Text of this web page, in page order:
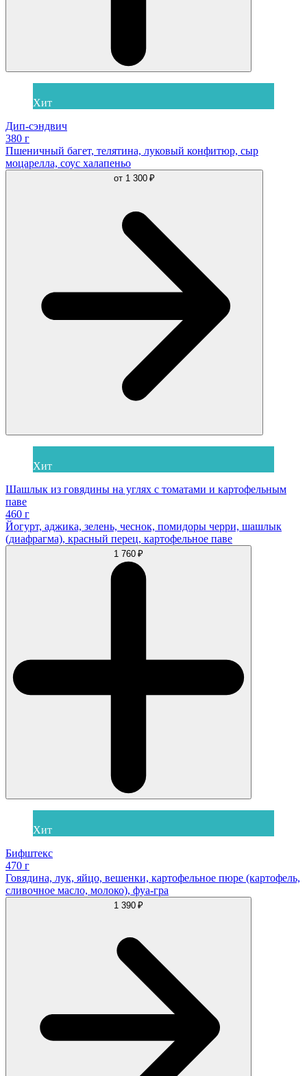
Хит
Дип-сэндвич
380 г
Пшеничный багет, телятина, луковый конфитюр, сыр
моцарелла, соус халапеньо
от 1 300 ₽
Хит
Шашлык из говядины на углях с томатами и картофельным
паве
460 г
Йогурт, аджика, зелень, чеснок, помидоры черри, шашлык
(диафрагма), красный перец, картофельное паве
1 760 ₽
Хит
Бифштекс
470 г
Говядина, лук, яйцо, вешенки, картофельное пюре (картофель,
сливочное масло, молоко), фуа-гра
1 390 ₽